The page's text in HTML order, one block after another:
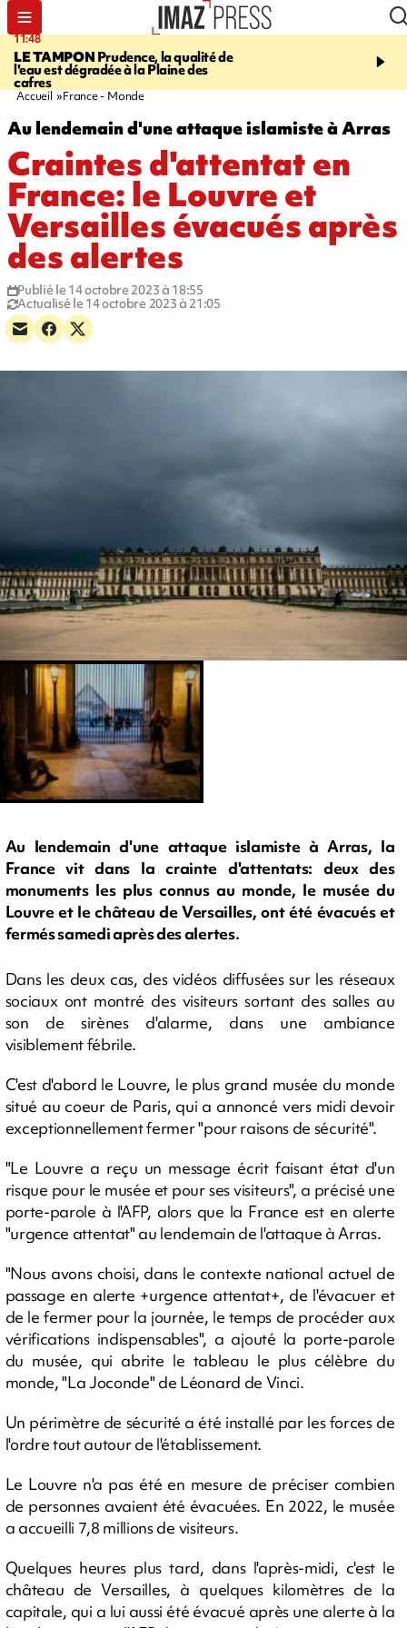
11:48
LE TAMPON Prudence, la qualité de
l'eau est dégradée à la Plaine des
cafres
12:48
Cap Lahoussaye du 10
Accueil France - Monde
Au lendemain d'une attaque islamiste à Arras
Craintes d'attentat en
France: le Louvre et
Versailles évacués après
des alertes
Publié le 14 octobre 2023 à 18:55
Actualisé le 14 octobre 2023 à 21:05
Au lendemain d'une attaque islamiste à Arras, la
France vit dans la crainte d'attentats: deux des
monuments les plus connus au monde, le musée du
Louvre et le château de Versailles, ont été évacués et
fermés samedi après des alertes.
Dans les deux cas, des vidéos diffusées sur les réseaux
sociaux ont montré des visiteurs sortant des salles au
son de sirènes d'alarme, dans une ambiance
visiblement fébrile.
C'est d'abord le Louvre, le plus grand musée du monde
situé au coeur de Paris, qui a annoncé vers midi devoir
exceptionnellement fermer "pour raisons de sécurité".
"Le Louvre a reçu un message écrit faisant état d'un
risque pour le musée et pour ses visiteurs", a précisé une
porte-parole à l'AFP, alors que la France est en alerte
"urgence attentat" au lendemain de l'attaque à Arras.
"Nous avons choisi, dans le contexte national actuel de
passage en alerte +urgence attentat+, de l'évacuer et
de le fermer pour la journée, le temps de procéder aux
vérifications indispensables", a ajouté la porte-parole
du musée, qui abrite le tableau le plus célèbre du
monde, "La Joconde" de Léonard de Vinci.
Un périmètre de sécurité a été installé par les forces de
l'ordre tout autour de l'établissement.
Le Louvre n'a pas été en mesure de préciser combien
de personnes avaient été évacuées. En 2022, le musée
a accueilli 7,8 millions de visiteurs.
Quelques heures plus tard, dans l'après-midi, c'est le
château de Versailles, à quelques kilomètres de la
capitale, qui a lui aussi été évacué après une alerte à la